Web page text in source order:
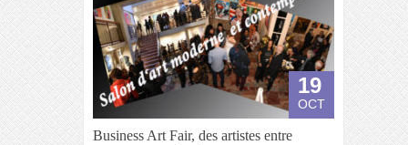
19
OCT
Business Art Fair, des artistes entre